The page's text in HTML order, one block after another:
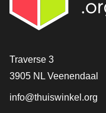
[_General:Contact]
Traverse 3
3905 NL Veenendaal
info@thuiswinkel.org